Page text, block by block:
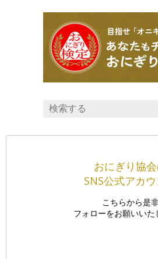
おにぎり協
SNS公式アカウ
こちらから是
フォローをお願いいた